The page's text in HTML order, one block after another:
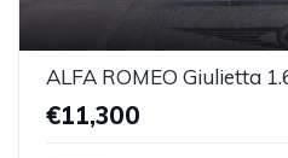
ALFA ROMEO Giulietta
€11,300